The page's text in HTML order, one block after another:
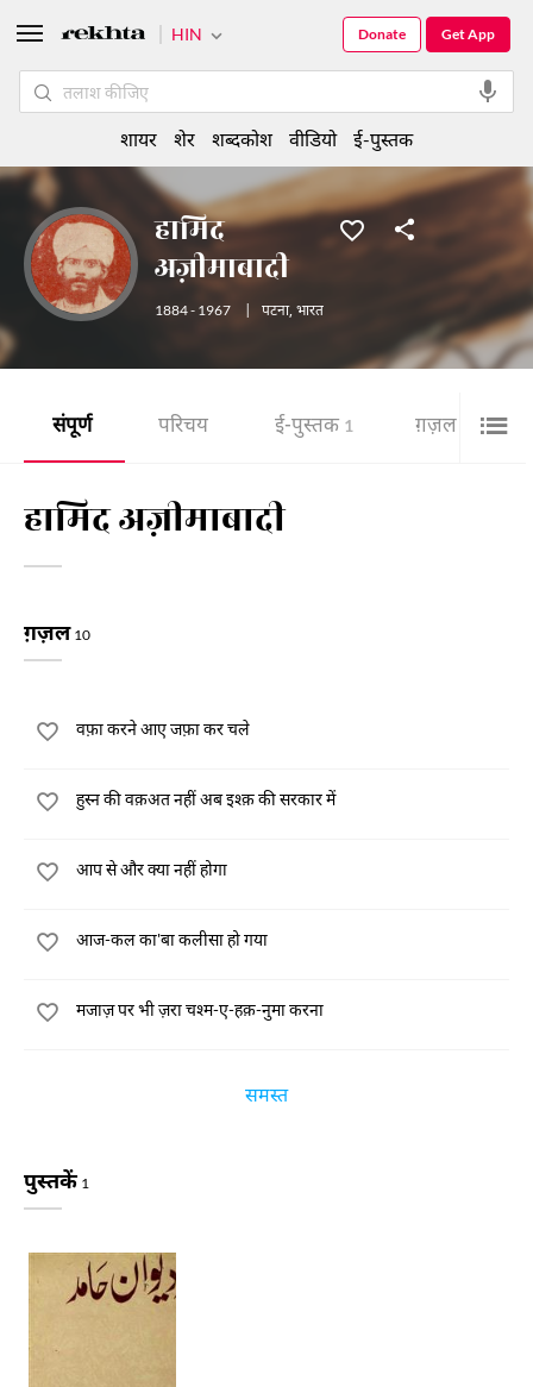
हामिद
अज़ीमाबादी
1884 - 1967 पटना, भारत
संपूर्ण परिचय ई-पुस्तक 1 ग़ज़ल
हामिद अज़ीमाबादी
ग़ज़ल 10
वफ़ा करने आए जफ़ा कर चले
हुस्न की वक़अत नहीं अब इश्क़ की सरकार में
आप से और क्या नहीं होगा
आज-कल का'बा कलीसा हो गया
मजाज़ पर भी ज़रा चश्म-ए-हक़-नुमा करना
समस्त
पुस्तकें 1
HIN Get App
Donate
शायर शेर शब्दकोश वीडियो ई-पुस्तक